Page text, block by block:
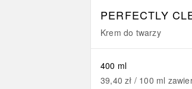
PERFECTLY
Krem do twarzy
400 ml
39,40 zł / 100 ml